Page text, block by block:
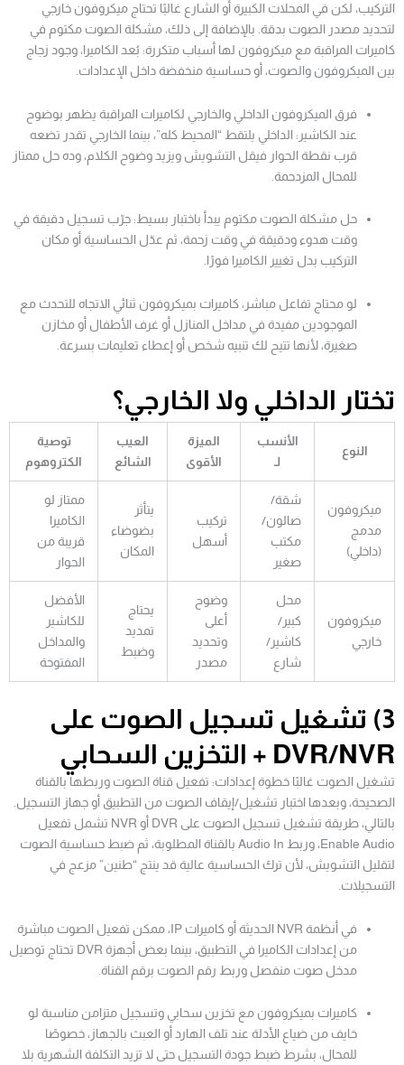
التركيب، لكن في المحلات الكبيرة أو الشارع غالبًا تحتاج ميكروفون خارجي
لتحديد مصدر الصوت بدقة. بالإضافة إلى ذلك، مشكلة الصوت مكتوم في
كاميرات المراقبة مع ميكروفون لها أسباب متكررة: بُعد الكاميرا، وجود زجاج
بين الميكروفون والصوت، أو حساسية منخفضة داخل الإعدادات.
فرق الميكروفون الداخلي والخارجي لكاميرات المراقبة يظهر بوضوح
عند الكاشير: الداخلي يلتقط “المحيط كله”، بينما الخارجي تقدر تضعه
قرب نقطة الحوار فيقل التشويش ويزيد وضوح الكلام، وده حل ممتاز
للمحال المزدحمة.
حل مشكلة الصوت مكتوم يبدأ باختبار بسيط: جرّب تسجيل دقيقة في
وقت هدوء ودقيقة في وقت زحمة، ثم عدّل الحساسية أو مكان
التركيب بدل تغيير الكاميرا فورًا.
لو محتاج تفاعل مباشر، كاميرات بميكروفون ثنائي الاتجاه للتحدث مع
الموجودين مفيدة في مداخل المنازل أو غرف الأطفال أو مخازن
صغيرة، لأنها تتيح لك تنبيه شخص أو إعطاء تعليمات بسرعة.
تختار الداخلي ولا الخارجي؟
النوع
الأنسب
لـ
الميزة
الأقوى
العيب
الشائع
توصية
الكتروهوم
ميكروفون
مدمج
(داخلي)
شقة/
صالون/
مكتب
صغير
تركيب
أسهل
يتأثر
بضوضاء
المكان
ممتاز لو
الكاميرا
قريبة من
الحوار
ميكروفون
خارجي
محل
كبير/
كاشير/
شارع
وضوح
أعلى
وتحديد
مصدر
يحتاج
تمديد
وضبط
الأفضل
للكاشير
والمداخل
المفتوحة
3) تشغيل تسجيل الصوت على
DVR/NVR + التخزين السحابي
تشغيل الصوت غالبًا خطوة إعدادات: تفعيل قناة الصوت وربطها بالقناة
الصحيحة، وبعدها اختبار تشغيل/إيقاف الصوت من التطبيق أو جهاز التسجيل.
بالتالي، طريقة تشغيل تسجيل الصوت على DVR أو NVR تشمل تفعيل
Enable Audio، وربط Audio In بالقناة المطلوبة، ثم ضبط حساسية الصوت
لتقليل التشويش، لأن ترك الحساسية عالية قد ينتج “طنين” مزعج في
التسجيلات.
في أنظمة NVR الحديثة أو كاميرات IP، ممكن تفعيل الصوت مباشرة
من إعدادات الكاميرا في التطبيق، بينما بعض أجهزة DVR تحتاج توصيل
مدخل صوت منفصل وربط رقم الصوت برقم القناة.
كاميرات بميكروفون مع تخزين سحابي وتسجيل متزامن مناسبة لو
خايف من ضياع الأدلة عند تلف الهارد أو العبث بالجهاز، خصوصًا
للمحال، بشرط ضبط جودة التسجيل حتى لا تزيد التكلفة الشهرية بلا